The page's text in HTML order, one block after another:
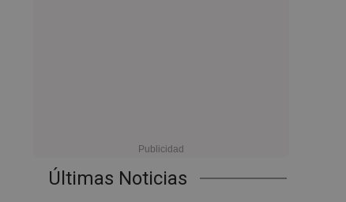
Últimas Noticias